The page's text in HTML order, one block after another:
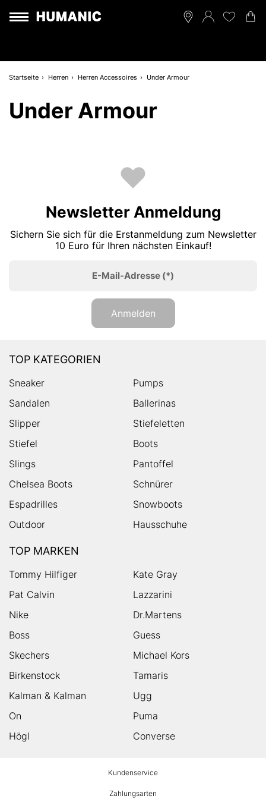
Startseite Herren Herren Accessoires Under Armour
Under Armour
Newsletter Anmeldung
Sichern Sie sich für die Erstanmeldung zum Newsletter
10 Euro für Ihren nächsten Einkauf!
E-Mail-Adresse (*)
Anmelden
TOP KATEGORIEN
Sneaker
Pumps
Sandalen
Ballerinas
Slipper
Stiefeletten
Stiefel
Boots
Slings
Pantoffel
Chelsea Boots
Schnürer
Espadrilles
Snowboots
Outdoor
Hausschuhe
TOP MARKEN
Tommy Hilfiger
Kate Gray
Pat Calvin
Lazzarini
Nike
Dr.Martens
Boss
Guess
Skechers
Michael Kors
Birkenstock
Tamaris
Kalman & Kalman
Ugg
On
Puma
Högl
Converse
Kundenservice
Zahlungsarten